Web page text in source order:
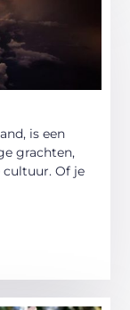
is een
grachten,
Of je